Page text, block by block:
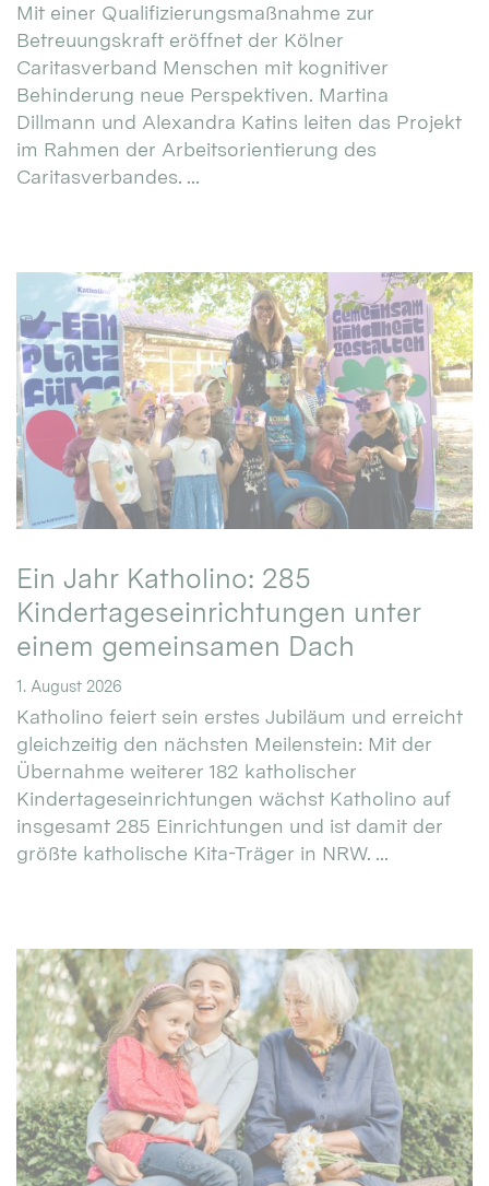
Mit einer Qualifizierungsmaßnahme zur
Betreuungskraft eröffnet der Kölner
Caritasverband Menschen mit kognitiver
Behinderung neue Perspektiven. Martina
Dillmann und Alexandra Katins leiten das Projekt
im Rahmen der Arbeitsorientierung des
Caritasverbandes. ...
Ein Jahr Katholino: 285
Kindertageseinrichtungen unter
einem gemeinsamen Dach
1. August 2026
Katholino feiert sein erstes Jubiläum und erreicht
gleichzeitig den nächsten Meilenstein: Mit der
Übernahme weiterer 182 katholischer
Kindertageseinrichtungen wächst Katholino auf
insgesamt 285 Einrichtungen und ist damit der
größte katholische Kita-Träger in NRW. ...